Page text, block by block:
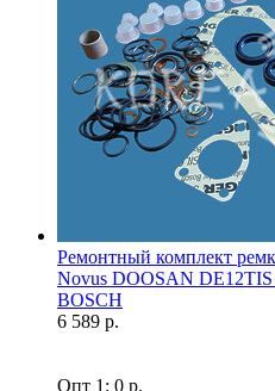
Ремонтный комплект
Novus DOOSAN DE12TIS
BOSCH
6 589 р.
Опт 1: 0 р.